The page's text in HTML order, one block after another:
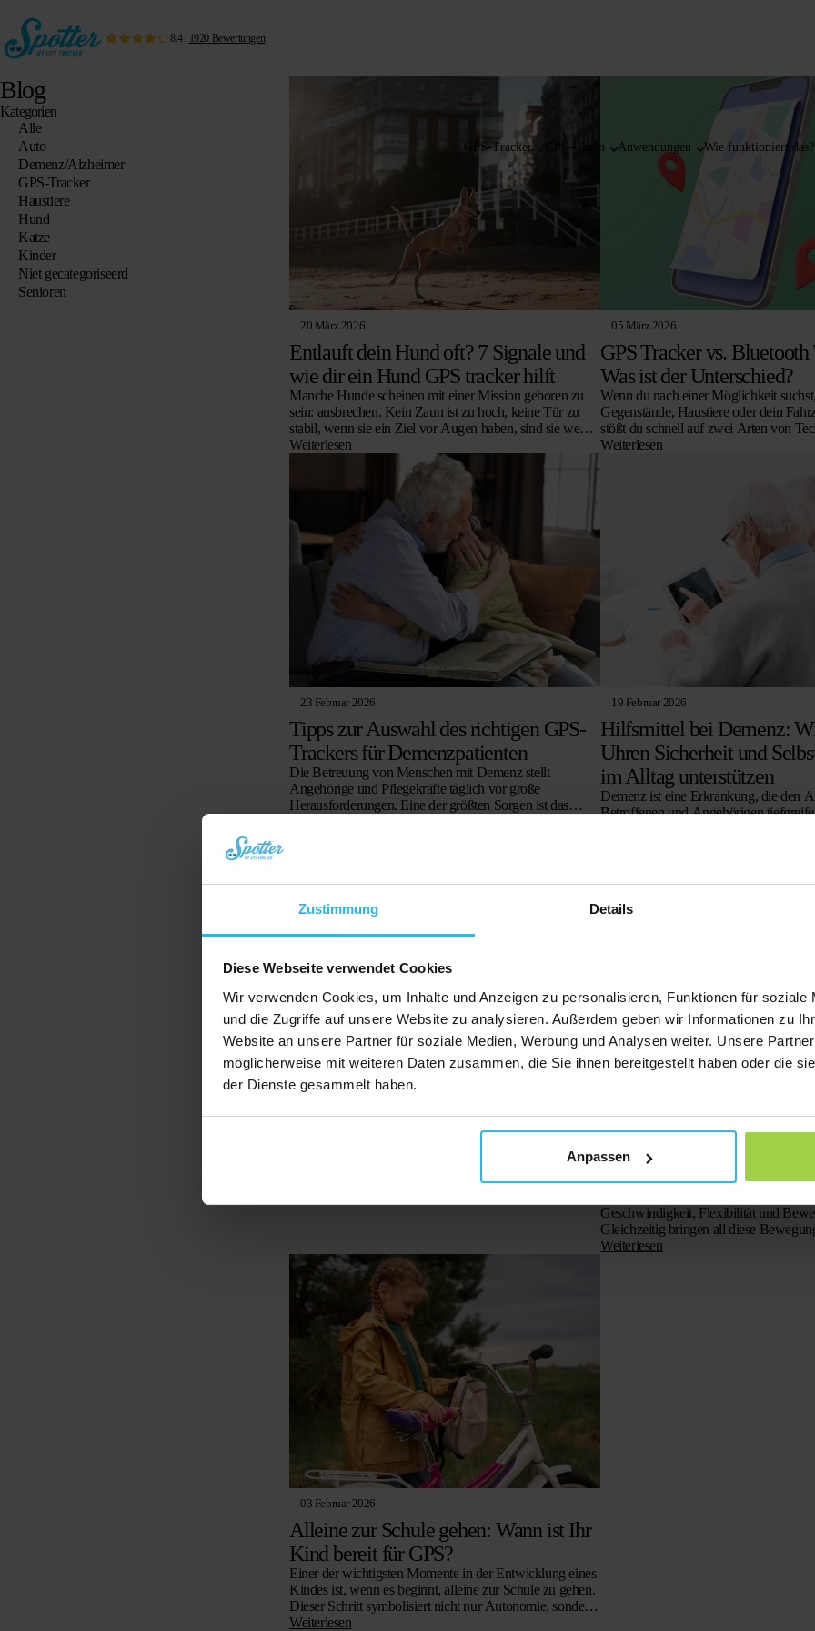
Zustimmung Details
Diese Webseite verwendet Cookies
Wir verwenden Cookies, um Inhalte und Anzeigen zu personalisieren, Funktionen für soziale
und die Zugriffe auf unsere Website zu analysieren. Außerdem geben wir Informationen zu
Website an unsere Partner für soziale Medien, Werbung und Analysen weiter. Unsere
möglicherweise mit weiteren Daten zusammen, die Sie ihnen bereitgestellt haben oder die
der Dienste gesammelt haben.
Anpassen
8.4| 1920 Bewertungen
GPS-Tracker GPS-Uhren Anwendungen Wie funktioniert das?
Blog
Kategorien
Alle
Auto
Demenz/Alzheimer
GPS-Tracker
Haustiere
Hund
Katze
Kinder
Niet gecategoriseerd
Senioren
20 März 2026
Entlauft dein Hund oft? 7 Signale und
wie dir ein Hund GPS tracker hilft
Manche Hunde scheinen mit einer Mission geboren zu
sein: ausbrechen. Kein Zaun ist zu hoch, keine Tür zu
stabil, wenn sie ein Ziel vor Augen haben, sind sie weg,
bevor…
Weiterlesen
05 März 2026
GPS Tracker vs. Bluetooth
Was ist der Unterschied?
Wenn du nach einer Möglichkeit
Gegenstände, Haustiere oder dein
stößt du schnell auf zwei Arten von
GPS Tracker und den Bluetooth
Weiterlesen
23 Februar 2026
Tipps zur Auswahl des richtigen GPS-
Trackers für Demenzpatienten
Die Betreuung von Menschen mit Demenz stellt
Angehörige und Pflegekräfte täglich vor große
Herausforderungen. Eine der größten Sorgen ist das
19 Februar 2026
Hilfsmittel bei Demenz:
Uhren Sicherheit und
im Alltag unterstützen
Demenz ist eine Erkrankung, die den
Betroffenen und Angehörigen
Wie funktioniert Notruf für Senioren?
Person kümmert, wünscht man sich vor allem eines: die
Sicherheit, dass im Notfall schnell Hilfe kommt. Ein
Ein GPS Tracker für alles,
ist: Wie
und Überblick sorgt
Geschwindigkeit, Flexibilität und
Gleichzeitig bringen all diese
Unsicherheit mit sich. Schlüssel gehen
Weiterlesen
03 Februar 2026
Alleine zur Schule gehen: Wann ist Ihr
Kind bereit für GPS?
Einer der wichtigsten Momente in der Entwicklung eines
Kindes ist, wenn es beginnt, alleine zur Schule zu gehen.
Dieser Schritt symbolisiert nicht nur Autonomie, sondern
auch das Vertrauen, das Eltern…
Weiterlesen